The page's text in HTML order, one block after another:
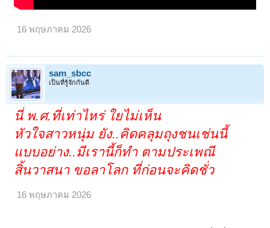
16 พฤษภาคม 2026
sam_sbcc
เป็นที่รู้จักกันดี
นี่ พ.ศ.ที่เท่าไหร่ ใยไม่เห็น
หัวใจสาวหนุ่ม ยัง..คิดคลุมถุงชนเช่นนี้
แบบอย่าง..มีเรานี้ก็ทำ ตามประเพณี
สิ้นวาสนา ขอลาโลก ที่ก่อนจะคิดชั่ว
16 พฤษภาคม 2026